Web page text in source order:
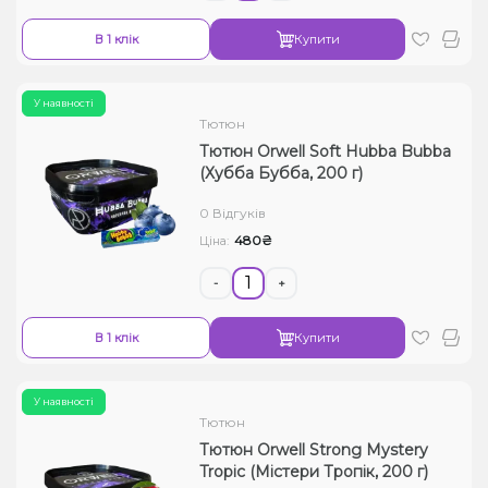
В 1 клік Купити
У наявності
Тютюн
Тютюн Orwell Soft Hubba Bubba
(Хубба Бубба, 200 г)
0 Відгуків
Ціна: 480₴
- +
В 1 клік Купити
У наявності
Тютюн
Тютюн Orwell Strong Mystery
Tropic (Містери Тропік, 200 г)